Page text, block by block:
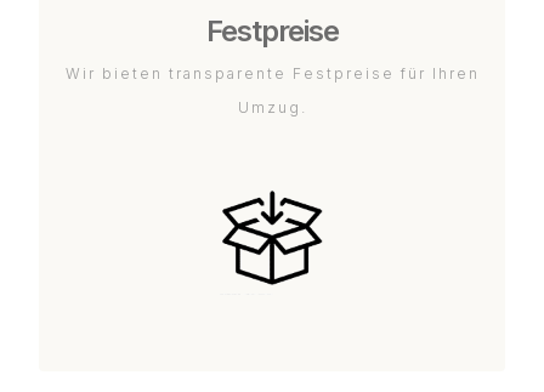
Festpreise
Wir bieten transparente Festpreise für Ihren
Umzug.